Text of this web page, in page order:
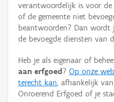
Gebeurtenis
Persoon of collectief
Hergebruik
Aanmelden
verantwoordelijk is voor
of de gemeente niet
beantwoorden? Dan wordt
de bevoegde diensten van
Heb je als eigenaar of
aan erfgoed ? Op onze
terecht kan, afhankelijk
Onroerend Erfgoed of je